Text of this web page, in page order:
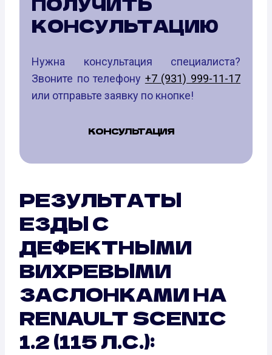
КОНСУЛЬТАЦИЮ
Нужна консультация специалиста?
Звоните по телефону +7 (931) 999-11-17
или отправьте заявку по кнопке!
КОНСУЛЬТАЦИЯ
РЕЗУЛЬТАТЫ
ЕЗДЫ С
ДЕФЕКТНЫМИ
ВИХРЕВЫМИ
ЗАСЛОНКАМИ НА
RENAULT SCENIC
1.2 (115 Л.С.):